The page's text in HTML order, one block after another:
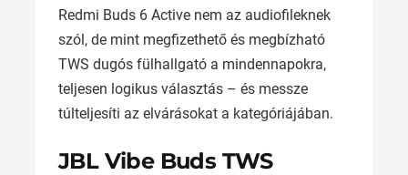
Redmi Buds 6 Active nem az audiofileknek
szól, de mint megfizethető és megbízható
TWS dugós fülhallgató a mindennapokra,
teljesen logikus választás – és messze
túlteljesíti az elvárásokat a kategóriájában.
JBL Vibe Buds TWS